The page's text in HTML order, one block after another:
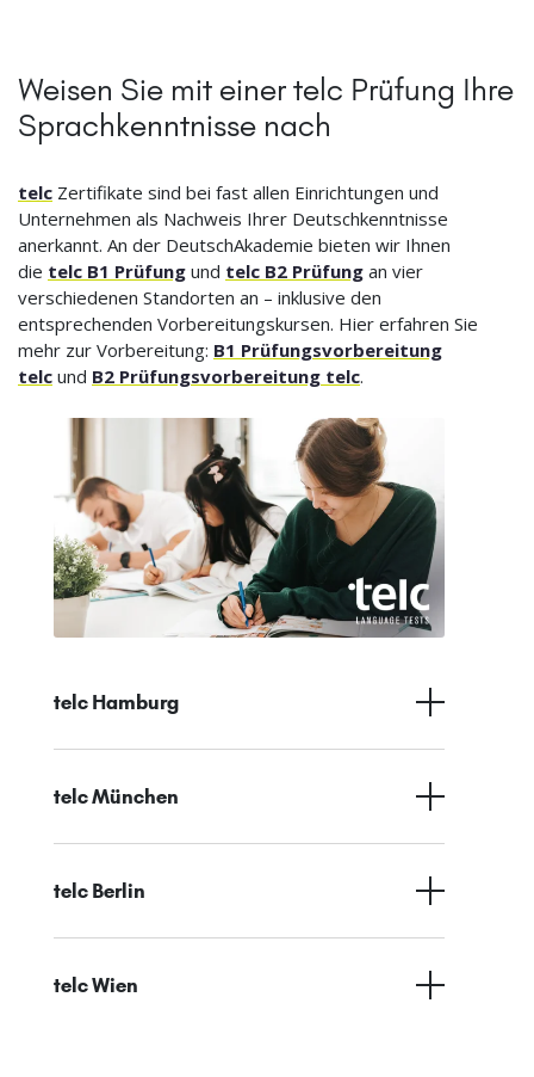
Weisen Sie mit einer telc Prüfung Ihre
Sprachkenntnisse nach
telc Zertifikate sind bei fast allen Einrichtungen und
Unternehmen als Nachweis Ihrer Deutschkenntnisse
anerkannt. An der DeutschAkademie bieten wir Ihnen
die telc B1 Prüfung und telc B2 Prüfung an vier
verschiedenen Standorten an – inklusive den
entsprechenden Vorbereitungskursen. Hier erfahren Sie
mehr zur Vorbereitung: B1 Prüfungsvorbereitung
telc und B2 Prüfungsvorbereitung telc.
telc Hamburg
telc München
telc Berlin
telc Wien